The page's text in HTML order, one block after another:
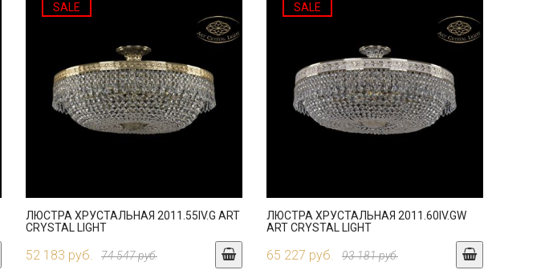
SALE
ЛЮСТРА ХРУСТАЛЬНАЯ 2011.55IV.G ART
CRYSTAL LIGHT
52 183 руб. 74 547 руб.
SALE
ЛЮСТРА ХРУСТАЛЬНАЯ 2011.60IV.GW
ART CRYSTAL LIGHT
65 227 руб. 93 181 руб.